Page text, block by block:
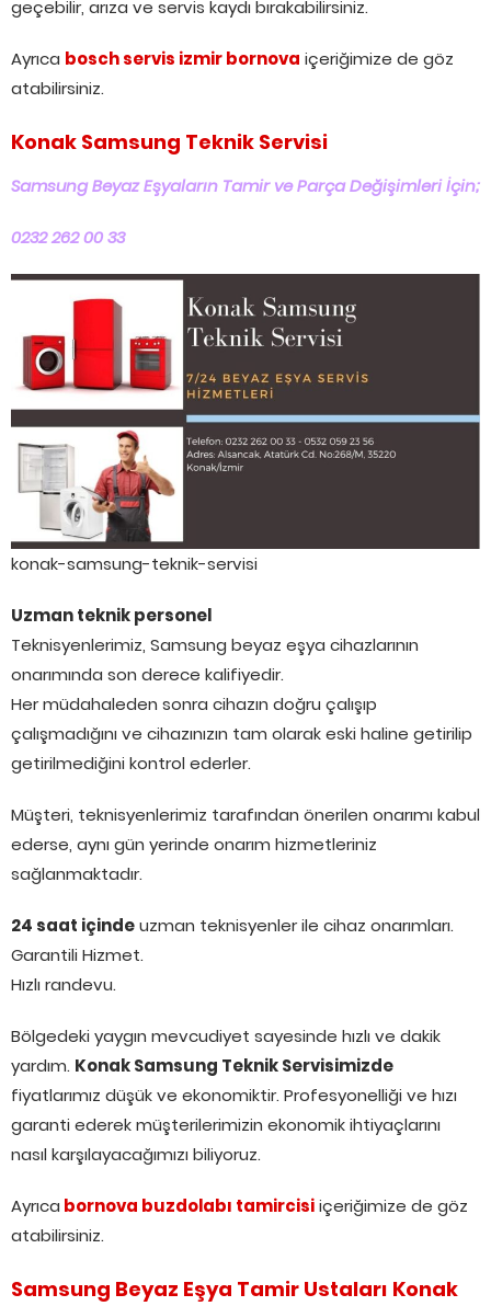
geçebilir, arıza ve servis kaydı bırakabilirsiniz.
Ayrıca bosch servis izmir bornova içeriğimize de göz
atabilirsiniz.
Konak Samsung Teknik Servisi
Samsung Beyaz Eşyaların Tamir ve Parça Değişimleri İçin;
0232 262 00 33
konak-samsung-teknik-servisi
Uzman teknik personel
Teknisyenlerimiz, Samsung beyaz eşya cihazlarının
onarımında son derece kalifiyedir.
Her müdahaleden sonra cihazın doğru çalışıp
çalışmadığını ve cihazınızın tam olarak eski haline getirilip
getirilmediğini kontrol ederler.
Müşteri, teknisyenlerimiz tarafından önerilen onarımı kabul
ederse, aynı gün yerinde onarım hizmetleriniz
sağlanmaktadır.
24 saat içindeuzman teknisyenler ile cihaz onarımları.
Garantili Hizmet.
Hızlı randevu.
Bölgedeki yaygın mevcudiyet sayesinde hızlı ve dakik
yardım. Konak Samsung Teknik Servisimizde
fiyatlarımız düşük ve ekonomiktir. Profesyonelliği ve hızı
garanti ederek müşterilerimizin ekonomik ihtiyaçlarını
nasıl karşılayacağımızı biliyoruz.
Ayrıca bornova buzdolabı tamircisiiçeriğimize de göz
atabilirsiniz.
Samsung Beyaz Eşya Tamir Ustaları Konak